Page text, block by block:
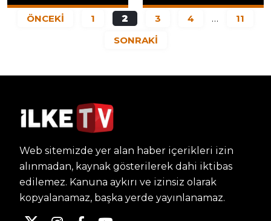
ÖNCEKİ 1 2 3 4 …
11
SONRAKİ
Web sitemizde yer alan haber içerikleri izin
alınmadan, kaynak gösterilerek dahi iktibas
edilemez. Kanuna aykırı ve izinsiz olarak
kopyalanamaz, başka yerde yayınlanamaz.